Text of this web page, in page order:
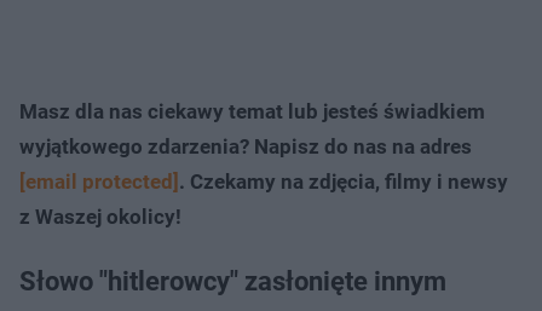
Masz dla nas ciekawy temat lub jesteś świadkiem
wyjątkowego zdarzenia? Napisz do nas na adres
[email protected] . Czekamy na zdjęcia, filmy i newsy
z Waszej okolicy!
Słowo "hitlerowcy" zasłonięte innym